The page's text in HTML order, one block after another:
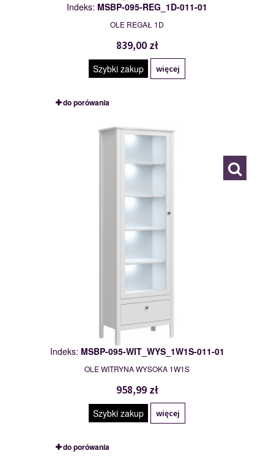
Indeks: MSBP-095-REG_1D-011-01
OLE REGAŁ 1D
839,00 zł
Szybki zakup więcej
do porówania
MSBP-095-WIT_WYS_1W1S-011-01
117541
Indeks: MSBP-095-WIT_WYS_1W1S-011-01
OLE WITRYNA WYSOKA 1W1S
958,99 zł
Szybki zakup więcej
do porówania